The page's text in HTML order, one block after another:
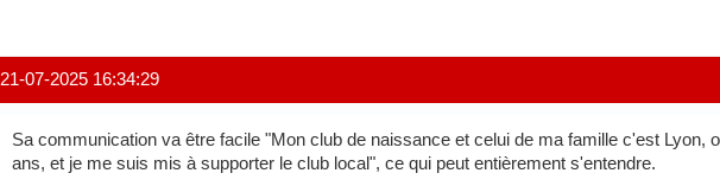
21-07-2025 16:34:29
Sa communication va être facile "Mon club de naissance et celui de ma famille c'est Lyon,
ans, et je me suis mis à supporter le club local", ce qui peut entièrement s'entendre.